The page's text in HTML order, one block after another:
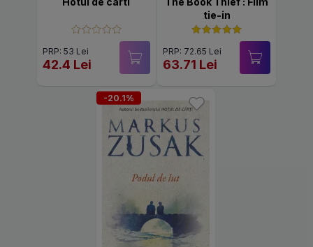
PRP: 53 Lei
42.4 Lei
tie-in
PRP: 72.65 Lei
63.71 Lei
-20.1%